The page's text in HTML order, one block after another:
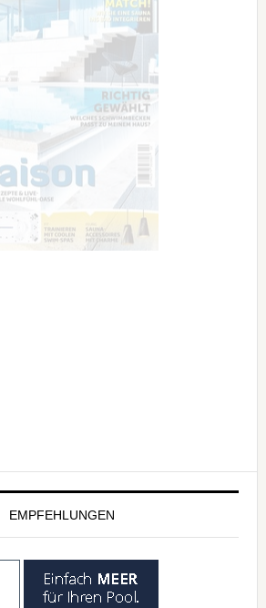
EMPFEHLUNGEN